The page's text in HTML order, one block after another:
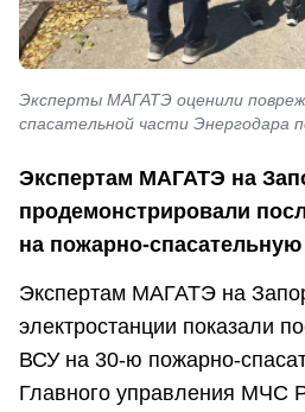
Эксперты МАГАТЭ оценили
спасательной части Энергодара
Экспертам МАГАТЭ на
продемонстрировали
на пожарно-
Экспертам МАГАТЭ на
электростанции показали
ВСУ на 30-ю пожарно-
Главного управления МЧС